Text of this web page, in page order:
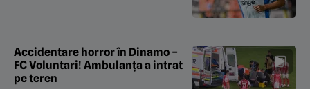
Accidentare horror în Dinamo –
FC Voluntari! Ambulanța a intrat
pe teren